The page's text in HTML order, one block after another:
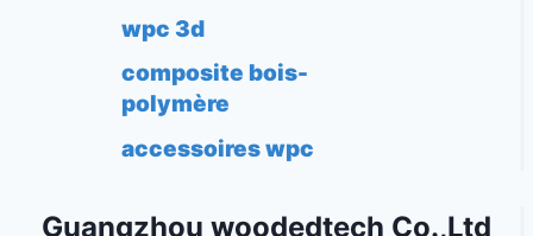
wpc 3d
composite bois-
polymère
accessoires wpc
Guangzhou woodedtech Co.,Ltd